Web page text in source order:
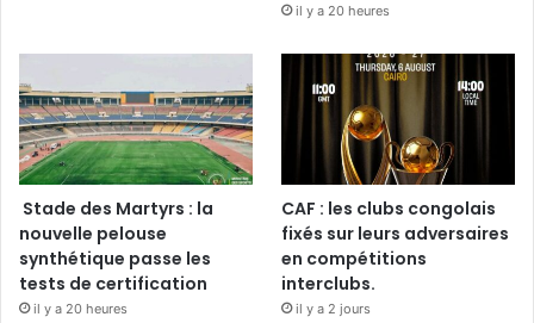
il y a 20 heures
Stade des Martyrs : la
nouvelle pelouse
synthétique passe les
tests de certification
il y a 20 heures
CAF : les clubs congolais
fixés sur leurs adversaires
en compétitions
interclubs.
il y a 2 jours